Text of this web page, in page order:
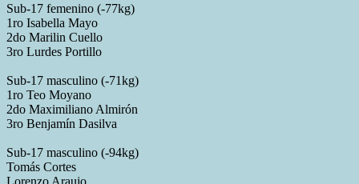
Sub-17 femenino (-77kg)
1ro Isabella Mayo
2do Marilin Cuello
3ro Lurdes Portillo
Sub-17 masculino (-71kg)
1ro Teo Moyano
2do Maximiliano Almirón
3ro Benjamín Dasilva
Sub-17 masculino (-94kg)
Tomás Cortes
Lorenzo Araujo